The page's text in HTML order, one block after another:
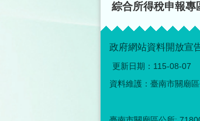
綜合所得稅申報專
政府網站資料開放宣
更新日期： 115-08-07
資料維護：臺南市關廟